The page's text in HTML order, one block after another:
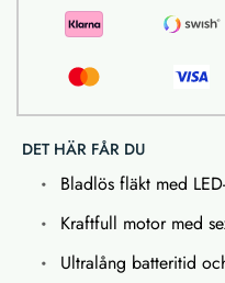
DET HÄR FÅR DU
Bladlös fläkt med
Kraftfull motor med
Ultralång batteritid